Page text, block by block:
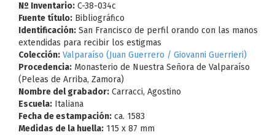
Nº Inventario: C-38-034c
Fuente título: Bibliográfico
Identificación: San Francisco de perfil orando con las manos
extendidas para recibir los estigmas
Colección: Valparaíso (Juan Guerrero / Giovanni Guerrieri)
Procedencia: Monasterio de Nuestra Señora de Valparaíso
(Peleas de Arriba, Zamora)
Nombre del grabador: Carracci, Agostino
Escuela: Italiana
Fecha de estampación: ca. 1583
Medidas de la huella: 115 x 87 mm